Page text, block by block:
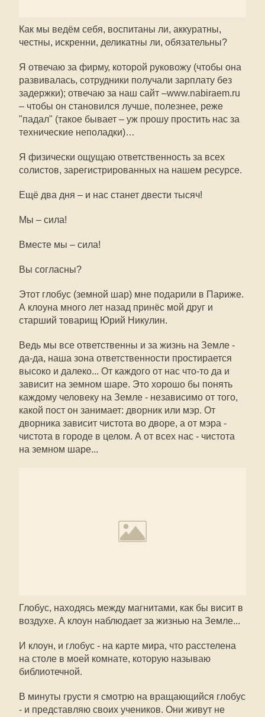
Как мы ведём себя, воспитаны ли, аккуратны,
честны, искренни, деликатны ли, обязательны?
Я отвечаю за фирму, которой руковожу (чтобы она
развивалась, сотрудники получали зарплату без
задержки); отвечаю за наш сайт –www.nabiraem.ru
– чтобы он становился лучше, полезнее, реже
"падал" (такое бывает – уж прошу простить нас за
технические неполадки)…
Я физически ощущаю ответственность за всех
солистов, зарегистрированных на нашем ресурсе.
Ещё два дня – и нас станет двести тысяч!
Мы – сила!
Вместе мы – сила!
Вы согласны?
Этот глобус (земной шар) мне подарили в Париже.
А клоуна много лет назад принёс мой друг и
старший товарищ Юрий Никулин.
Ведь мы все ответственны и за жизнь на Земле -
да-да, наша зона ответственности простирается
высоко и далеко... От каждого от нас что-то да и
зависит на земном шаре. Это хорошо бы понять
каждому человеку на Земле - независимо от того,
какой пост он занимает: дворник или мэр. От
дворника зависит чистота во дворе, а от мэра -
чистота в городе в целом. А от всех нас - чистота
на земном шаре...
Глобус, находясь между магнитами, как бы висит в
воздухе. А клоун наблюдает за жизнью на Земле...
И клоун, и глобус - на карте мира, что расстелена
на столе в моей комнате, которую называю
библиотечной.
В минуты грусти я смотрю на вращающийся глобус
- и представляю своих учеников. Они живут не